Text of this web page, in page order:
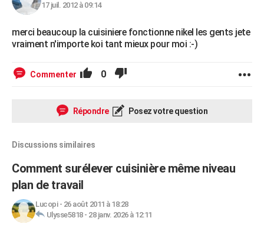
17 juil. 2012 à 09:14
merci beaucoup la cuisiniere fonctionne nikel les gents jete
vraiment n'importe koi tant mieux pour moi :-)
Commenter 0
Répondre Posez votre question
Discussions similaires
Comment surélever cuisinière même niveau
plan de travail
Lucopi- 26 août 2011 à 18:28
Ulysse5818- 28 janv. 2026 à 12:11